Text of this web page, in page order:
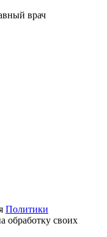
врач
Политики
обработку своих